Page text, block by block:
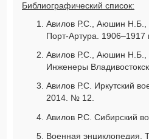
Библиографический список:
Авилов Р.С., Аюшин Н.Б.,
Порт-Артура. 1906–1917
Авилов Р.С., Аюшин Н.Б.,
Инженеры
Авилов Р.С. Иркутский
2014. № 12.
Авилов Р.С. Сибирский
Военная энциклопедия.